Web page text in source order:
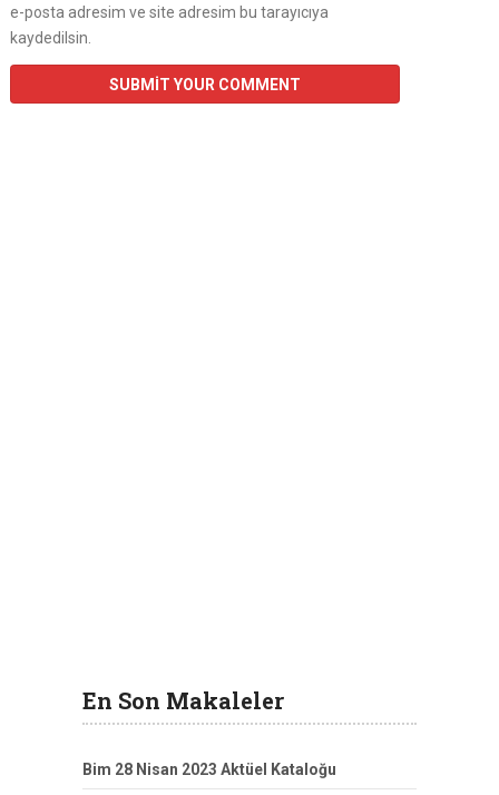
e-posta adresim ve site adresim bu tarayıcıya
kaydedilsin.
En Son Makaleler
Bim 28 Nisan 2023 Aktüel Kataloğu